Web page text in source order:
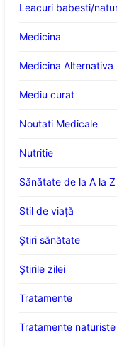
Leacuri babesti/
Medicina
Medicina Alternativa
Mediu curat
Noutati Medicale
Nutritie
Sănătate de la A la Z
Stil de viaţă
Ştiri sănătate
Știrile zilei
Tratamente
Tratamente naturiste